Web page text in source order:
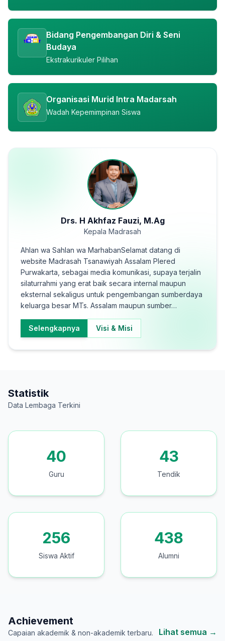
Bidang Pengembangan Diri & Seni
Budaya
Ekstrakurikuler Pilihan
Organisasi Murid Intra Madarsah
Wadah Kepemimpinan Siswa
Drs. H Akhfaz Fauzi, M.Ag
Kepala Madrasah
Ahlan wa Sahlan wa MarhabanSelamat datang di
website Madrasah Tsanawiyah Assalam Plered
Purwakarta, sebagai media komunikasi, supaya terjalin
silaturrahmi yang erat baik secara internal maupun
eksternal sekaligus untuk pengembangan sumberdaya
keluarga besar MTs. Assalam maupun sumber…
Selengkapnya Visi & Misi
Statistik
Data Lembaga Terkini
40
Guru
43
Tendik
256
Siswa Aktif
438
Alumni
Achievement
Capaian akademik & non-akademik terbaru. Lihat semua →